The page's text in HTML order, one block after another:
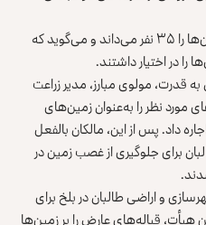
یک منبع اکنون تعداد مالکان این زمین‌ها را ۳۵ نفر می‌داند و می‌گوید که
را در اختیار داشتند.
قدرت، مولوی مبارز، مدیر زراعت
مورد نظر را به‌عنوان زمین‌های
داد. پس از این، مالکان بالفعل
برای جلوگیری از غصب زمین در
و اراضی طالبان در بلخ برای
قباله‌های عارض را بر زمین‌ها